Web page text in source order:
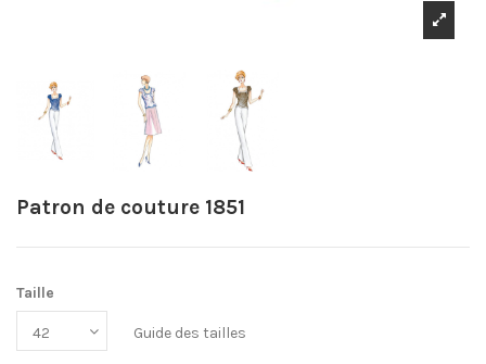
Patron de couture 1851
Taille
Guide des tailles